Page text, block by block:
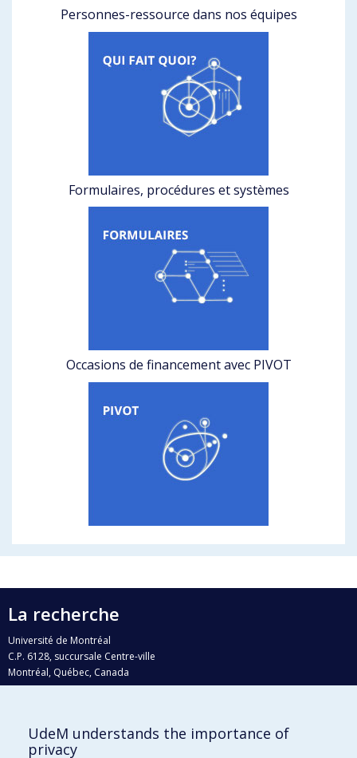
Personnes-ressource dans nos équipes
Formulaires, procédures et systèmes
Occasions de financement avec PIVOT
La recherche
Université de Montréal
C.P. 6128, succursale Centre-ville
Montréal, Québec, Canada
H3C 3J7
Qui fait quoi?
UdeM understands the importance of
privacy